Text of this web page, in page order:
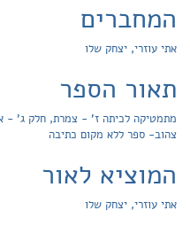
המחברים
אתי עוזרי, יצחק שלו
תאור הספר
מתמטיקה לכיתה ז' - צמרת, חלק ג' -
צהוב- ספר ללא מקום כתיבה
המוציא לאור
אתי עוזרי, יצחק שלו